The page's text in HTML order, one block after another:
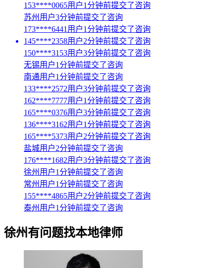
153****0065用户1分钟前提交了咨询
苏州用户3分钟前提交了咨询
173****6441用户1分钟前提交了咨询
145****2358用户2分钟前提交了咨询
150****3153用户3分钟前提交了咨询
无锡用户1分钟前提交了咨询
南通用户1分钟前提交了咨询
133****2572用户3分钟前提交了咨询
162****7777用户1分钟前提交了咨询
165****0376用户3分钟前提交了咨询
136****3162用户1分钟前提交了咨询
165****5373用户2分钟前提交了咨询
盐城用户2分钟前提交了咨询
176****1682用户3分钟前提交了咨询
徐州用户1分钟前提交了咨询
常州用户1分钟前提交了咨询
155****4865用户2分钟前提交了咨询
泰州用户1分钟前提交了咨询
徐州有问题找本地律师